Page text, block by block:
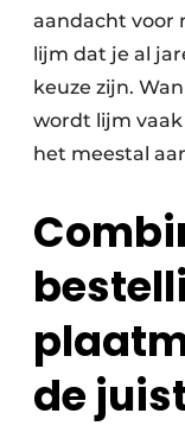
aandacht voor
lijm dat je al
keuze zijn.
wordt lijm vaak
het meestal
de